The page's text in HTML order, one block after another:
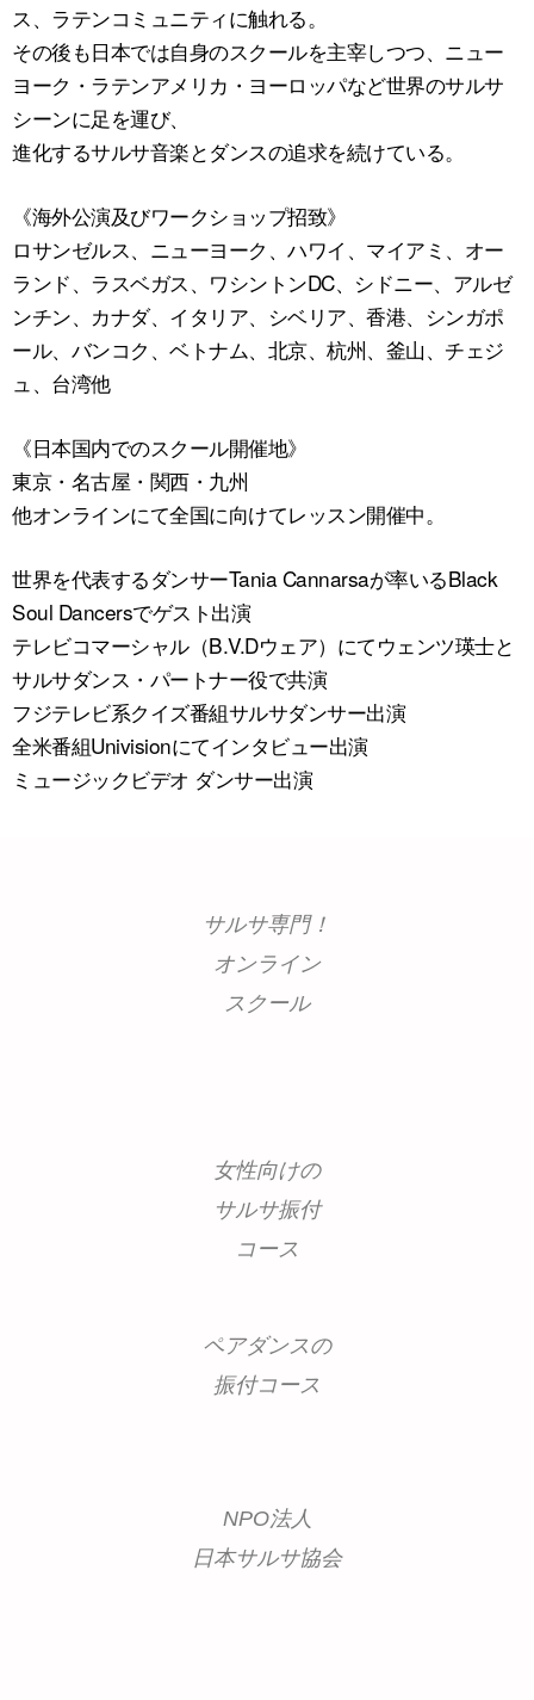
ス、ラテンコミュニティに触れる。
その後も日本では自身のスクールを主宰しつつ、ニュー
ヨーク・ラテンアメリカ・ヨーロッパなど世界のサルサ
シーンに足を運び、
進化するサルサ音楽とダンスの追求を続けている。
《海外公演及びワークショップ招致》
ロサンゼルス、ニューヨーク、ハワイ、マイアミ、オー
ランド、ラスベガス、ワシントンDC、シドニー、アルゼ
ンチン、カナダ、イタリア、シベリア、香港、シンガポ
ール、バンコク、ベトナム、北京、杭州、釜山、チェジ
ュ、台湾他
《日本国内でのスクール開催地》
東京・名古屋・関西・九州
他オンラインにて全国に向けてレッスン開催中。
世界を代表するダンサーTania Cannarsaが率いるBlack
Soul Dancersでゲスト出演
テレビコマーシャル（B.V.Dウェア）にてウェンツ瑛士と
サルサダンス・パートナー役で共演
フジテレビ系クイズ番組サルサダンサー出演
全米番組Univisionにてインタビュー出演
ミュージックビデオ ダンサー出演
サルサ専門！
オンライン
スクール
女性向けの
サルサ振付
コース
ペアダンスの
振付コース
NPO法人
日本サルサ協会